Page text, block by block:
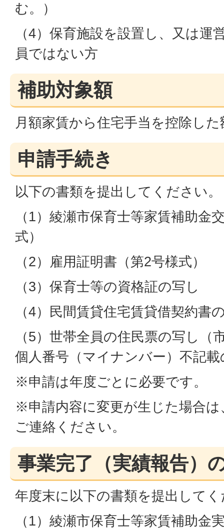
む。）
（4）保育施設を設置し、又は運
員ではない方
補助対象額
月額家賃から住宅手当を控除し
申請手続き
以下の書類を提出してください。
（1）綾瀬市保育士等家賃補助金
式）
（2）雇用証明書（第2号様式）
（3）保育士等の資格証の写し
（4）民間賃貸住宅賃貸借契約書
（5）世帯全員の住民票の写し
個人番号（マイナンバー）不記
※申請は年度ごとに必要です。
※申請内容に変更が生じた場合
ご連絡ください。
事業完了（実績報告）
年度末に以下の書類を提出して
（1）綾瀬市保育士等家賃補助金